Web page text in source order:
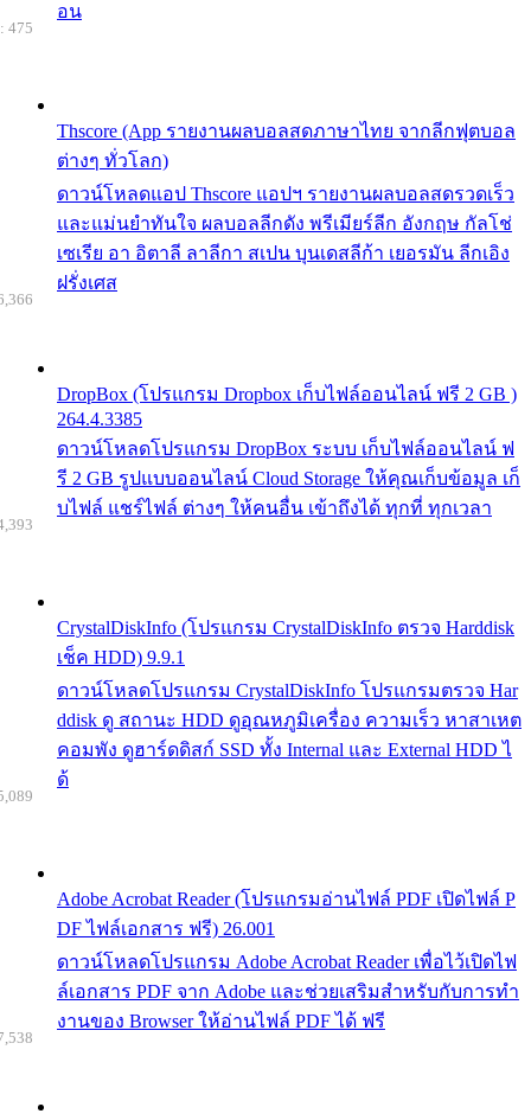
อน
Thscore (App รายงานผลบอลสดภาษาไทย จากลีกฟุตบอล
ต่างๆ ทั่วโลก)
ดาวน์โหลดแอป Thscore แอปฯ รายงานผลบอลสดรวดเร็ว
และแม่นยำทันใจ ผลบอลลีกดัง พรีเมียร์ลีก อังกฤษ กัลโช่
เซเรีย อา อิตาลี ลาลีกา สเปน บุนเดสลีก้า เยอรมัน ลีกเอิง
ฝรั่งเศส
475
DropBox (โปรแกรม Dropbox เก็บไฟล์ออนไลน์ ฟรี 2 GB )
264.4.3385
ดาวน์โหลดโปรแกรม DropBox ระบบ เก็บไฟล์ออนไลน์ ฟ
รี 2 GB รูปแบบออนไลน์ Cloud Storage ให้คุณเก็บข้อมูล เก็
บไฟล์ แชร์ไฟล์ ต่างๆ ให้คนอื่น เข้าถึงได้ ทุกที่ ทุกเวลา
CrystalDiskInfo (โปรแกรม CrystalDiskInfo ตรวจ Harddisk
เช็ค HDD) 9.9.1
ดาวน์โหลดโปรแกรม CrystalDiskInfo โปรแกรมตรวจ Har
ddisk ดู สถานะ HDD ดูอุณหภูมิเครื่อง ความเร็ว หาสาเหต
คอมพัง ดูฮาร์ดดิสก์ SSD ทั้ง Internal และ External HDD ไ
ด้
Adobe Acrobat Reader (โปรแกรมอ่านไฟล์ PDF เปิดไฟล์ P
DF ไฟล์เอกสาร ฟรี) 26.001
ดาวน์โหลดโปรแกรม Adobe Acrobat Reader เพื่อไว้เปิดไฟ
ล์เอกสาร PDF จาก Adobe และช่วยเสริมสำหรับกับการทำ
งานของ Browser ให้อ่านไฟล์ PDF ได้ ฟรี